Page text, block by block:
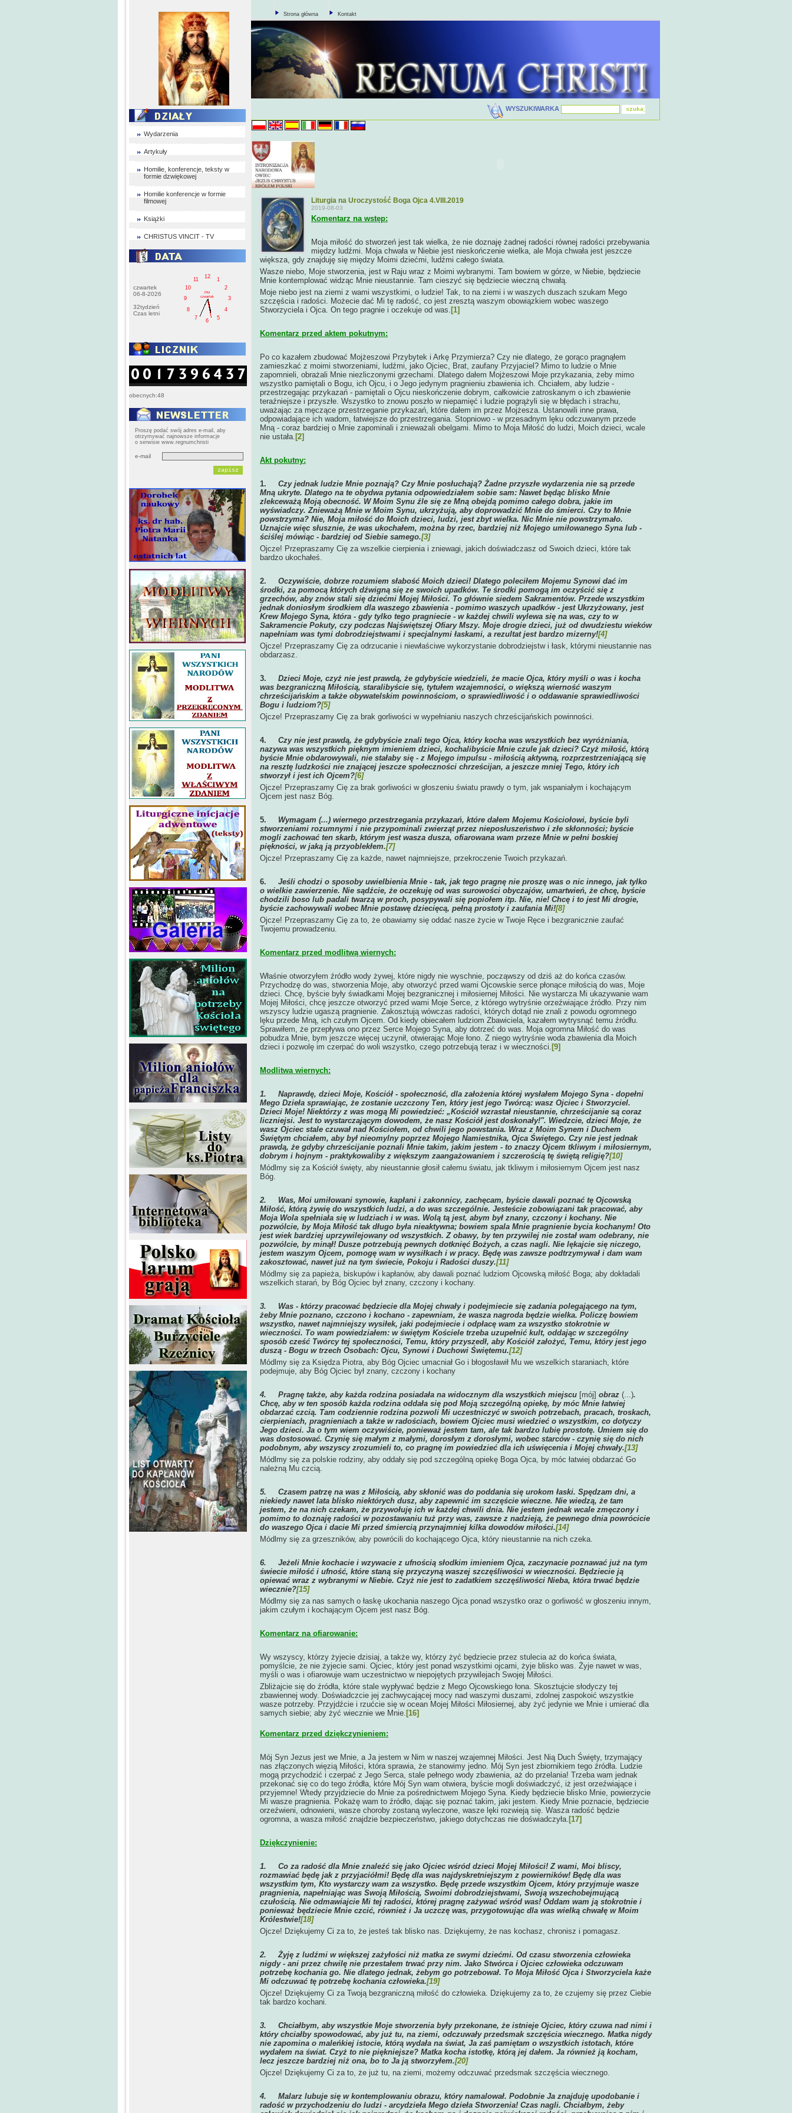
Wydarzenia
Artykuły
Homilie, konferencje, teksty w
formie dzwiękowej
Homilie konferencje w formie
filmowej
Książki
CHRISTUS VINCIT - TV
czwartek
06-8-2026
32tydzień
Czas letni
1
2
3
4
5
6
7
8
9
10
11
12
PM
czwartek
obecnych:48
Proszę podać swój adres e-mail, aby
otrzymywać najnowsze informacje
o serwisie www.regnumchristi
e-mail
Strona główna Kontakt
WYSZUKIWARKA
Liturgia na Uroczystość Boga Ojca 4.VIII.2019
2019-08-03
Komentarz na wstęp:
Moja miłość do stworzeń jest tak wielka, że nie doznaję żadnej radości równej radości przebywania
między ludźmi. Moja chwała w Niebie jest nieskończenie wielka, ale Moja chwała jest jeszcze
większa, gdy znajduję się między Moimi dziećmi, ludźmi całego świata.
Wasze niebo, Moje stworzenia, jest w Raju wraz z Moimi wybranymi. Tam bowiem w górze, w Niebie, będziecie
Mnie kontemplować widząc Mnie nieustannie. Tam cieszyć się będziecie wieczną chwałą.
Moje niebo jest na ziemi z wami wszystkimi, o ludzie! Tak, to na ziemi i w waszych duszach szukam Mego
szczęścia i radości. Możecie dać Mi tę radość, co jest zresztą waszym obowiązkiem wobec waszego
Stworzyciela i Ojca. On tego pragnie i oczekuje od was. [1]
Komentarz przed aktem pokutnym:
Po co kazałem zbudować Mojżeszowi Przybytek i Arkę Przymierza? Czy nie dlatego, że gorąco pragnąłem
zamieszkać z moimi stworzeniami, ludźmi, jako Ojciec, Brat, zaufany Przyjaciel? Mimo to ludzie o Mnie
zapomnieli, obrażali Mnie niezliczonymi grzechami. Dlatego dałem Mojżeszowi Moje przykazania, żeby mimo
wszystko pamiętali o Bogu, ich Ojcu, i o Jego jedynym pragnieniu zbawienia ich. Chciałem, aby ludzie -
przestrzegając przykazań - pamiętali o Ojcu nieskończenie dobrym, całkowicie zatroskanym o ich zbawienie
teraźniejsze i przyszłe. Wszystko to znowu poszło w niepamięć i ludzie pogrążyli się w błędach i strachu,
uważając za męczące przestrzeganie przykazań, które dałem im przez Mojżesza. Ustanowili inne prawa,
odpowiadające ich wadom, łatwiejsze do przestrzegania. Stopniowo - w przesadnym lęku odczuwanym przede
Mną - coraz bardziej o Mnie zapominali i znieważali obelgami. Mimo to Moja Miłość do ludzi, Moich dzieci, wcale
nie ustała. [2]
Akt pokutny:
1. Czy jednak ludzie Mnie poznają? Czy Mnie posłuchają? Żadne przyszłe wydarzenia nie są przede
Mną ukryte. Dlatego na te obydwa pytania odpowiedziałem sobie sam: Nawet będąc blisko Mnie
zlekceważą Moją obecność. W Moim Synu źle się ze Mną obejdą pomimo całego dobra, jakie im
wyświadczy. Znieważą Mnie w Moim Synu, ukrzyżują, aby doprowadzić Mnie do śmierci. Czy to Mnie
powstrzyma? Nie, Moja miłość do Moich dzieci, ludzi, jest zbyt wielka. Nic Mnie nie powstrzymało.
Uznajcie więc słusznie, że was ukochałem, można by rzec, bardziej niż Mojego umiłowanego Syna lub -
ściślej mówiąc - bardziej od Siebie samego.[3]
Ojcze! Przepraszamy Cię za wszelkie cierpienia i zniewagi, jakich doświadczasz od Swoich dzieci, które tak
bardzo ukochałeś.
2. Oczywiście, dobrze rozumiem słabość Moich dzieci! Dlatego poleciłem Mojemu Synowi dać im
środki, za pomocą których dźwigną się ze swoich upadków. Te środki pomogą im oczyścić się z
grzechów, aby znów stali się dziećmi Mojej Miłości. To głównie siedem Sakramentów. Przede wszystkim
jednak doniosłym środkiem dla waszego zbawienia - pomimo waszych upadków - jest Ukrzyżowany, jest
Krew Mojego Syna, która - gdy tylko tego pragniecie - w każdej chwili wylewa się na was, czy to w
Sakramencie Pokuty, czy podczas Najświętszej Ofiary Mszy. Moje drogie dzieci, już od dwudziestu wieków
napełniam was tymi dobrodziejstwami i specjalnymi łaskami, a rezultat jest bardzo mizerny![4]
Ojcze! Przepraszamy Cię za odrzucanie i niewłaściwe wykorzystanie dobrodziejstw i łask, którymi nieustannie nas
obdarzasz.
3. Dzieci Moje, czyż nie jest prawdą, że gdybyście wiedzieli, że macie Ojca, który myśli o was i kocha
was bezgraniczną Miłością, staralibyście się, tytułem wzajemności, o większą wierność waszym
chrześcijańskim a także obywatelskim powinnościom, o sprawiedliwość i o oddawanie sprawiedliwości
Bogu i ludziom?[5]
Ojcze! Przepraszamy Cię za brak gorliwości w wypełnianiu naszych chrześcijańskich powinności.
4. Czy nie jest prawdą, że gdybyście znali tego Ojca, który kocha was wszystkich bez wyróżniania,
nazywa was wszystkich pięknym imieniem dzieci, kochalibyście Mnie czule jak dzieci? Czyż miłość, którą
byście Mnie obdarowywali, nie stałaby się - z Mojego impulsu - miłością aktywną, rozprzestrzeniającą się
na resztę ludzkości nie znającej jeszcze społeczności chrześcijan, a jeszcze mniej Tego, który ich
stworzył i jest ich Ojcem?[6]
Ojcze! Przepraszamy Cię za brak gorliwości w głoszeniu światu prawdy o tym, jak wspaniałym i kochającym
Ojcem jest nasz Bóg.
5. Wymagam (...) wiernego przestrzegania przykazań, które dałem Mojemu Kościołowi, byście byli
stworzeniami rozumnymi i nie przypominali zwierząt przez nieposłuszeństwo i złe skłonności; byście
mogli zachować ten skarb, którym jest wasza dusza, ofiarowana wam przeze Mnie w pełni boskiej
piękności, w jaką ją przyoblekłem.[7]
Ojcze! Przepraszamy Cię za każde, nawet najmniejsze, przekroczenie Twoich przykazań.
6. Jeśli chodzi o sposoby uwielbienia Mnie - tak, jak tego pragnę nie proszę was o nic innego, jak tylko
o wielkie zawierzenie. Nie sądźcie, że oczekuję od was surowości obyczajów, umartwień, że chcę, byście
chodzili boso lub padali twarzą w proch, posypywali się popiołem itp. Nie, nie! Chcę i to jest Mi drogie,
byście zachowywali wobec Mnie postawę dziecięcą, pełną prostoty i zaufania Mi![8]
Ojcze! Przepraszamy Cię za to, że obawiamy się oddać nasze życie w Twoje Ręce i bezgranicznie zaufać
Twojemu prowadzeniu.
Komentarz przed modlitwą wiernych:
Właśnie otworzyłem źródło wody żywej, które nigdy nie wyschnie, począwszy od dziś aż do końca czasów.
Przychodzę do was, stworzenia Moje, aby otworzyć przed wami Ojcowskie serce płonące miłością do was, Moje
dzieci. Chcę, byście były świadkami Mojej bezgranicznej i miłosiernej Miłości. Nie wystarcza Mi ukazywanie wam
Mojej Miłości, chcę jeszcze otworzyć przed wami Moje Serce, z którego wytryśnie orzeźwiające źródło. Przy nim
wszyscy ludzie ugaszą pragnienie. Zakosztują wówczas radości, których dotąd nie znali z powodu ogromnego
lęku przede Mną, ich czułym Ojcem. Od kiedy obiecałem ludziom Zbawiciela, kazałem wytrysnąć temu źródłu.
Sprawiłem, że przepływa ono przez Serce Mojego Syna, aby dotrzeć do was. Moja ogromna Miłość do was
pobudza Mnie, bym jeszcze więcej uczynił, otwierając Moje łono. Z niego wytryśnie woda zbawienia dla Moich
dzieci i pozwolę im czerpać do woli wszystko, czego potrzebują teraz i w wieczności. [9]
Modlitwa wiernych:
1. Naprawdę, dzieci Moje, Kościół - społeczność, dla założenia której wysłałem Mojego Syna - dopełni
Mego Dzieła sprawiając, że zostanie uczczony Ten, który jest jego Twórcą: wasz Ojciec i Stworzyciel.
Dzieci Moje! Niektórzy z was mogą Mi powiedzieć: „Kościół wzrastał nieustannie, chrześcijanie są coraz
liczniejsi. Jest to wystarczającym dowodem, że nasz Kościół jest doskonały!". Wiedzcie, dzieci Moje, że
wasz Ojciec stale czuwał nad Kościołem, od chwili jego powstania. Wraz z Moim Synem i Duchem
Świętym chciałem, aby był nieomylny poprzez Mojego Namiestnika, Ojca Świętego. Czy nie jest jednak
prawdą, że gdyby chrześcijanie poznali Mnie takim, jakim jestem - to znaczy Ojcem tkliwym i miłosiernym,
dobrym i hojnym - praktykowaliby z większym zaangażowaniem i szczerością tę świętą religię?[10]
Módlmy się za Kościół święty, aby nieustannie głosił całemu światu, jak tkliwym i miłosiernym Ojcem jest nasz
Bóg.
2. Was, Moi umiłowani synowie, kapłani i zakonnicy, zachęcam, byście dawali poznać tę Ojcowską
Miłość, którą żywię do wszystkich ludzi, a do was szczególnie. Jesteście zobowiązani tak pracować, aby
Moja Wola spełniała się w ludziach i w was. Wolą tą jest, abym był znany, czczony i kochany. Nie
pozwólcie, by Moja Miłość tak długo była nieaktywna; bowiem spala Mnie pragnienie bycia kochanym! Oto
jest wiek bardziej uprzywilejowany od wszystkich. Z obawy, by ten przywilej nie został wam odebrany, nie
pozwólcie, by minął! Dusze potrzebują pewnych dotknięć Bożych, a czas nagli. Nie lękajcie się niczego,
jestem waszym Ojcem, pomogę wam w wysiłkach i w pracy. Będę was zawsze podtrzymywał i dam wam
zakosztować, nawet już na tym świecie, Pokoju i Radości duszy.[11]
Módlmy się za papieża, biskupów i kapłanów, aby dawali poznać ludziom Ojcowską miłość Boga; aby dokładali
wszelkich starań, by Bóg Ojciec był znany, czczony i kochany.
3. Was - którzy pracować będziecie dla Mojej chwały i podejmiecie się zadania polegającego na tym,
żeby Mnie poznano, czczono i kochano - zapewniam, że wasza nagroda będzie wielka. Policzę bowiem
wszystko, nawet najmniejszy wysiłek, jaki podejmiecie i odpłacę wam za wszystko stokrotnie w
wieczności. To wam powiedziałem: w świętym Kościele trzeba uzupełnić kult, oddając w szczególny
sposób cześć Twórcy tej społeczności, Temu, który przyszedł, aby Kościół założyć, Temu, który jest jego
duszą - Bogu w trzech Osobach: Ojcu, Synowi i Duchowi Świętemu.[12]
Módlmy się za Księdza Piotra, aby Bóg Ojciec umacniał Go i błogosławił Mu we wszelkich staraniach, które
podejmuje, aby Bóg Ojciec był znany, czczony i kochany
4. Pragnę także, aby każda rodzina posiadała na widocznym dla wszystkich miejscu [mój] obraz (...).
Chcę, aby w ten sposób każda rodzina oddała się pod Moją szczególną opiekę, by móc Mnie łatwiej
obdarzać czcią. Tam codziennie rodzina pozwoli Mi uczestniczyć w swoich potrzebach, pracach, troskach,
cierpieniach, pragnieniach a także w radościach, bowiem Ojciec musi wiedzieć o wszystkim, co dotyczy
Jego dzieci. Ja o tym wiem oczywiście, ponieważ jestem tam, ale tak bardzo lubię prostotę. Umiem się do
was dostosować. Czynię się małym z małymi, dorosłym z dorosłymi, wobec starców - czynię się do nich
podobnym, aby wszyscy zrozumieli to, co pragnę im powiedzieć dla ich uświęcenia i Mojej chwały.[13]
Módlmy się za polskie rodziny, aby oddały się pod szczególną opiekę Boga Ojca, by móc łatwiej obdarzać Go
należną Mu czcią.
5. Czasem patrzę na was z Miłością, aby skłonić was do poddania się urokom łaski. Spędzam dni, a
niekiedy nawet lata blisko niektórych dusz, aby zapewnić im szczęście wieczne. Nie wiedzą, że tam
jestem, że na nich czekam, że przywołuję ich w każdej chwili dnia. Nie jestem jednak wcale zmęczony i
pomimo to doznaję radości w pozostawaniu tuż przy was, zawsze z nadzieją, że pewnego dnia powrócicie
do waszego Ojca i dacie Mi przed śmiercią przynajmniej kilka dowodów miłości.[14]
Módlmy się za grzeszników, aby powrócili do kochającego Ojca, który nieustannie na nich czeka.
6. Jeżeli Mnie kochacie i wzywacie z ufnością słodkim imieniem Ojca, zaczynacie poznawać już na tym
świecie miłość i ufność, które staną się przyczyną waszej szczęśliwości w wieczności. Będziecie ją
opiewać wraz z wybranymi w Niebie. Czyż nie jest to zadatkiem szczęśliwości Nieba, która trwać będzie
wiecznie?[15]
Módlmy się za nas samych o łaskę ukochania naszego Ojca ponad wszystko oraz o gorliwość w głoszeniu innym,
jakim czułym i kochającym Ojcem jest nasz Bóg.
Komentarz na ofiarowanie:
Wy wszyscy, którzy żyjecie dzisiaj, a także wy, którzy żyć będziecie przez stulecia aż do końca świata,
pomyślcie, że nie żyjecie sami. Ojciec, który jest ponad wszystkimi ojcami, żyje blisko was. Żyje nawet w was,
myśli o was i ofiarowuje wam uczestnictwo w niepojętych przywilejach Swojej Miłości.
Zbliżajcie się do źródła, które stale wypływać będzie z Mego Ojcowskiego łona. Skosztujcie słodyczy tej
zbawiennej wody. Doświadczcie jej zachwycającej mocy nad waszymi duszami, zdolnej zaspokoić wszystkie
wasze potrzeby. Przyjdźcie i rzućcie się w ocean Mojej Miłości Miłosiernej, aby żyć jedynie we Mnie i umierać dla
samych siebie; aby żyć wiecznie we Mnie. [16]
Komentarz przed dziękczynieniem:
Mój Syn Jezus jest we Mnie, a Ja jestem w Nim w naszej wzajemnej Miłości. Jest Nią Duch Święty, trzymający
nas złączonych więzią Miłości, która sprawia, że stanowimy jedno. Mój Syn jest zbiornikiem tego źródła. Ludzie
mogą przychodzić i czerpać z Jego Serca, stale pełnego wody zbawienia, aż do przelania! Trzeba wam jednak
przekonać się co do tego źródła, które Mój Syn wam otwiera, byście mogli doświadczyć, iż jest orzeźwiające i
przyjemne! Wtedy przyjdziecie do Mnie za pośrednictwem Mojego Syna. Kiedy będziecie blisko Mnie, powierzycie
Mi wasze pragnienia. Pokażę wam to źródło, dając się poznać takim, jaki jestem. Kiedy Mnie poznacie, będziecie
orzeźwieni, odnowieni, wasze choroby zostaną wyleczone, wasze lęki rozwieją się. Wasza radość będzie
ogromna, a wasza miłość znajdzie bezpieczeństwo, jakiego dotychczas nie doświadczyła. [17]
Dziękczynienie:
1. Co za radość dla Mnie znaleźć się jako Ojciec wśród dzieci Mojej Miłości! Z wami, Moi bliscy,
rozmawiać będę jak z przyjaciółmi! Będę dla was najdyskretniejszym z powierników! Będę dla was
wszystkim tym, Kto wystarczy wam za wszystko. Będę przede wszystkim Ojcem, który przyjmuje wasze
pragnienia, napełniając was Swoją Miłością, Swoimi dobrodziejstwami, Swoją wszechobejmującą
czułością. Nie odmawiajcie Mi tej radości, której pragnę zażywać wśród was! Oddam wam ją stokrotnie i
ponieważ będziecie Mnie czcić, również i Ja uczczę was, przygotowując dla was wielką chwałę w Moim
Królestwie![18]
Ojcze! Dziękujemy Ci za to, że jesteś tak blisko nas. Dziękujemy, że nas kochasz, chronisz i pomagasz.
2.Żyję z ludźmi w większej zażyłości niż matka ze swymi dziećmi. Od czasu stworzenia człowieka
nigdy - ani przez chwilę nie przestałem trwać przy nim. Jako Stwórca i Ojciec człowieka odczuwam
potrzebę kochania go. Nie dlatego jednak, żebym go potrzebował. To Moja Miłość Ojca i Stworzyciela każe
Mi odczuwać tę potrzebę kochania człowieka.[19]
Ojcze! Dziękujemy Ci za Twoją bezgraniczną miłość do człowieka. Dziękujemy za to, że czujemy się przez Ciebie
tak bardzo kochani.
3. Chciałbym, aby wszystkie Moje stworzenia były przekonane, że istnieje Ojciec, który czuwa nad nimi i
który chciałby spowodować, aby już tu, na ziemi, odczuwały przedsmak szczęścia wiecznego. Matka nigdy
nie zapomina o maleńkiej istocie, którą wydała na świat, Ja zaś pamiętam o wszystkich istotach, które
wydałem na świat. Czyż to nie piękniejsze? Matka kocha istotkę, którą jej dałem. Ja również ją kocham,
lecz jeszcze bardziej niż ona, bo to Ja ją stworzyłem.[20]
Ojcze! Dziękujemy Ci za to, że już tu, na ziemi, możemy odczuwać przedsmak szczęścia wiecznego.
4. Malarz lubuje się w kontemplowaniu obrazu, który namalował. Podobnie Ja znajduję upodobanie i
radość w przychodzeniu do ludzi - arcydzieła Mego dzieła Stworzenia! Czas nagli. Chciałbym, żeby